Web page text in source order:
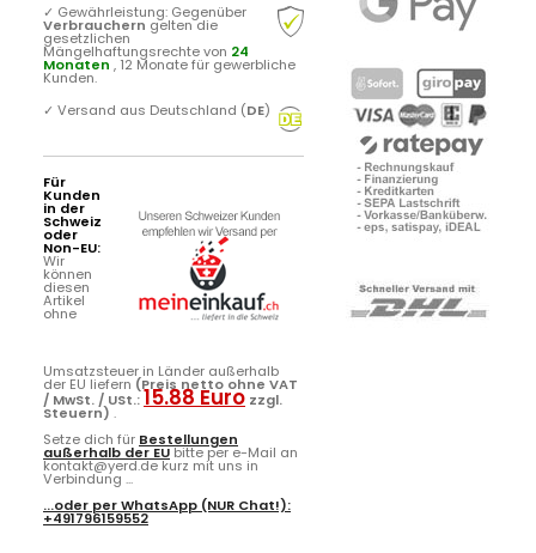
✓ Gewährleistung: Gegenüber
Verbrauchern gelten die
gesetzlichen
Mängelhaftungsrechte von 24
Monaten , 12 Monate für gewerbliche
Kunden.
✓ Versand aus Deutschland (DE)
Für
Kunden
in der
Schweiz
oder
Non-EU:
Wir
können
diesen
Artikel
ohne
Umsatzsteuer in Länder außerhalb
der EU liefern (Preis netto ohne VAT
/ MwSt. / USt.:15.88 Euro zzgl.
Steuern) .
Setze dich für Bestellungen
außerhalb der EUbitte per e-Mail an
kontakt@yerd.de kurz mit uns in
Verbindung ...
...oder perWhatsApp (NUR Chat!):
+491796159552